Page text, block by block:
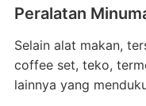
Peralatan
Selain alat makan,
coffee set, teko,
lainnya yang